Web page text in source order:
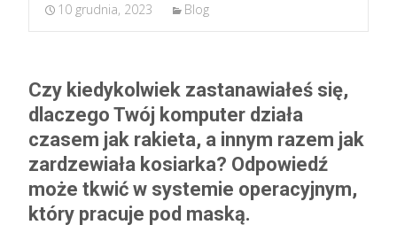
10 grudnia, 2023 Blog
Czy kiedykolwiek zastanawiałeś się,
dlaczego Twój komputer działa
czasem jak rakieta, a innym razem jak
zardzewiała kosiarka? Odpowiedź
może tkwić w systemie operacyjnym,
który pracuje pod maską.